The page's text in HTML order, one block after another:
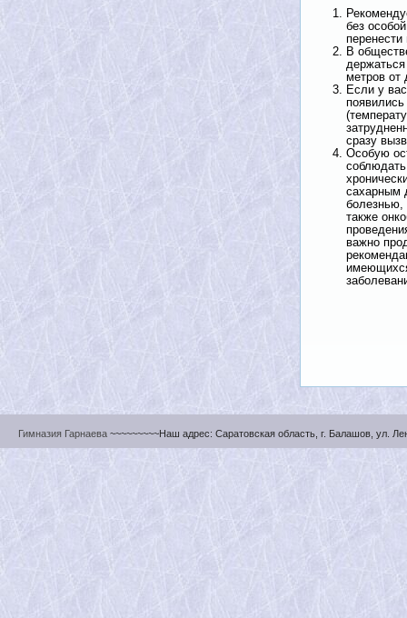
без
В
метров от
Если у
сразу
Особую
сахарным
болезнью,
также
важно
Гимназия Гарнаева ~~~~~~~~~Наш адрес: Саратовская область, г. Балашов, ул.